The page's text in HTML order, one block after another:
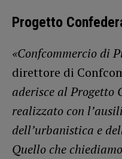
Progetto
«Confcommercio di
direttore di
aderisce al Progetto
realizzato con
dell’urbanistica e
Quello che